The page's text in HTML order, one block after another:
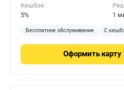
Кешбэк
5%
1
Бесплатное обслуживание С
Оформить карту